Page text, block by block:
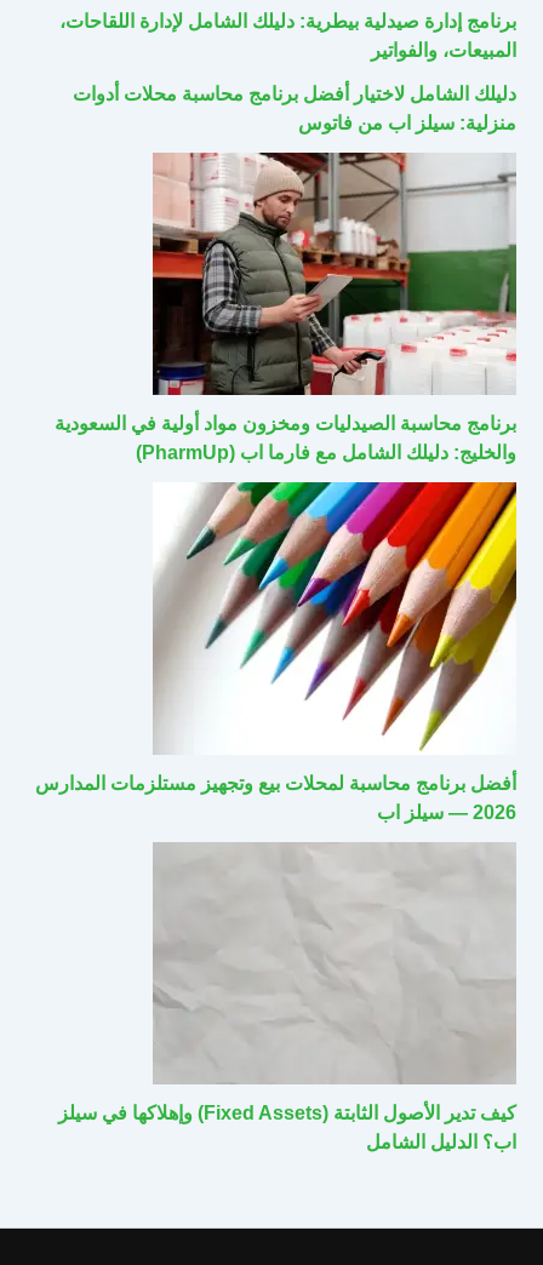
برنامج إدارة صيدلية بيطرية: دليلك الشامل لإدارة اللقاحات،
المبيعات، والفواتير
دليلك الشامل لاختيار أفضل برنامج محاسبة محلات أدوات
منزلية: سيلز اب من فاتوس
برنامج محاسبة الصيدليات ومخزون مواد أولية في السعودية
والخليج: دليلك الشامل مع فارما اب (PharmUp)
أفضل برنامج محاسبة لمحلات بيع وتجهيز مستلزمات المدارس
2026 — سيلز اب
كيف تدير الأصول الثابتة (Fixed Assets) وإهلاكها في سيلز
اب؟ الدليل الشامل